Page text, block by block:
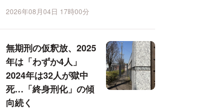
2026年08月04日 17時00分
無期刑の仮釈放、2025
年は「わずか4人」
2024年は32人が獄中
死…「終身刑化」の傾
向続く